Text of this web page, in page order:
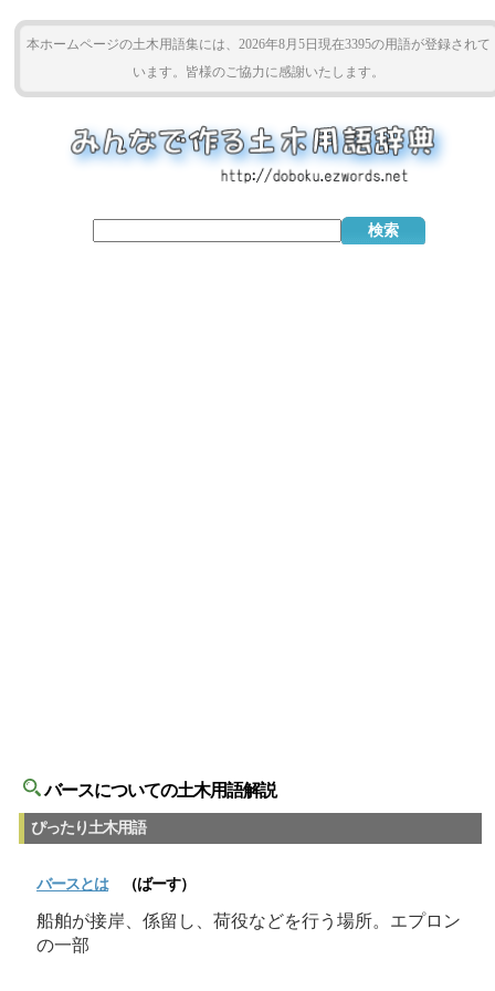
本ホームページの土木用語集には、2026年8月5日現在3395の用語が登録されて
います。皆様のご協力に感謝いたします。
バースについての土木用語解説
ぴったり土木用語
バースとは（ばーす）
船舶が接岸、係留し、荷役などを行う場所。エプロン
の一部